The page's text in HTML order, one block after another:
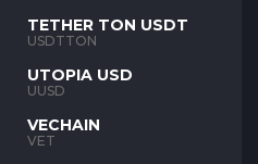
TETHER TON USDT
USDTTON
UTOPIA USD
UUSD
VECHAIN
VET